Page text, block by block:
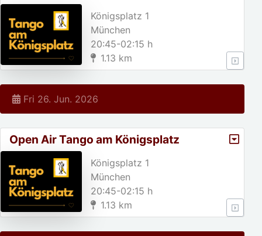
Königsplatz 1
München
20:45-02:15 h
1.13 km
Fri 26. Jun. 2026
Open Air Tango am Königsplatz
Königsplatz 1
München
20:45-02:15 h
1.13 km